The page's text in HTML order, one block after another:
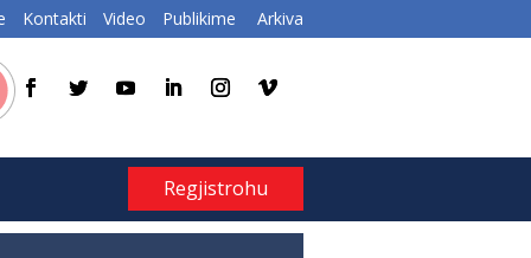
Kontakti Video Publikime Arkiva
Regjistrohu